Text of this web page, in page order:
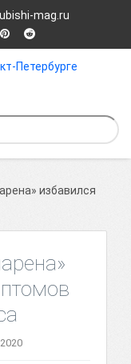
mag.ru
избавился